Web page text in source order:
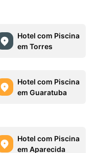
Hotel com Piscina
em Torres
Hotel com Piscina
em Guaratuba
Hotel com Piscina
em Aparecida